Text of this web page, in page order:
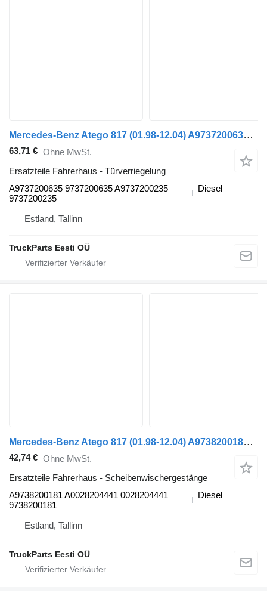
Mercedes-Benz Atego 817 (01.98-12.04) A9737200635 Türverriegelung für Mercedes-Benz Atego, Atego 2, Atego 3 (1996-) Sattelzugmaschine
63,71 € Ohne MwSt.
Ersatzteile Fahrerhaus - Türverriegelung
A9737200635 9737200635 A9737200235
9737200235
Diesel
Estland, Tallinn
TruckParts Eesti OÜ
Mercedes-Benz Atego 817 (01.98-12.04) A9738200181 Scheibenwischergestänge für Mercedes-Benz Atego, Atego 2, Atego 3 (1996-) Sattelzugmaschine
42,74 € Ohne MwSt.
Ersatzteile Fahrerhaus - Scheibenwischergestänge
A9738200181 A0028204441 0028204441
9738200181
Diesel
Estland, Tallinn
TruckParts Eesti OÜ